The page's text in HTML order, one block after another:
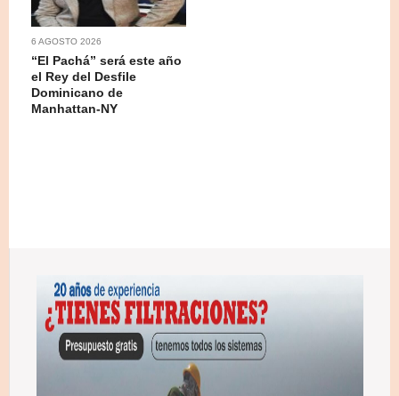
6 AGOSTO 2026
“El Pachá” será este año
el Rey del Desfile
Dominicano de
Manhattan-NY